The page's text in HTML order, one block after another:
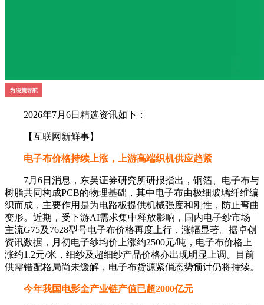
2026年7月6日精选资讯如下：
【互联网新鲜事】
电子布价格持续上涨，上游高端织机供应趋紧
7月6日消息，东吴证券研究所研报指出，铜箔、电子布与
树脂共同构成PCB的物理基础，其中电子布由极细玻璃纤维编
织而成，主要作用是为电路板提供机械强度和刚性，防止弯曲
变形。近期，受下游AI需求集中释放影响，国内电子纱市场
主流G75及7628型号电子布价格再度上行，涨幅显著。据卓创
资讯数据，月初电子纱均价上涨约2500元/吨，电子布价格上
涨约1.2元/米，细纱及超细纱产品价格亦出现明显上调。目前
供需错配格局尚未缓解，电子布货源紧俏态势预计仍将持续。
今年我国电影全产业链产值已超2000亿元